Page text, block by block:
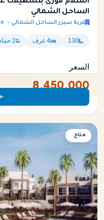
الساحل الشمالي
قرية سيزر الساحل الشمالي – Caesar North Coast Village
130 4 غرف 2 حمام
السعر
8,450,000
شاليه
متاح